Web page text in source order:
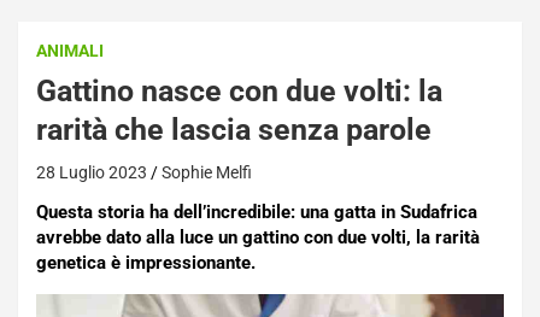
ANIMALI
Gattino nasce con due volti: la
rarità che lascia senza parole
28 Luglio 2023 Sophie Melfi
Questa storia ha dell’incredibile: una gatta in Sudafrica
avrebbe dato alla luce un gattino con due volti, la rarità
genetica è impressionante.